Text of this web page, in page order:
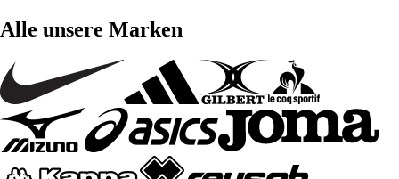
Alle unsere Marken